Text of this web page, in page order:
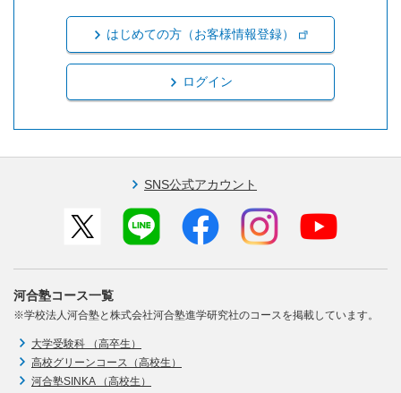
はじめての方（お客様情報登録）
ログイン
SNS公式アカウント
河合塾コース一覧
※学校法人河合塾と株式会社河合塾進学研究社のコースを掲載しています。
大学受験科 （高卒生）
高校グリーンコース（高校生）
河合塾SINKA （高校生）